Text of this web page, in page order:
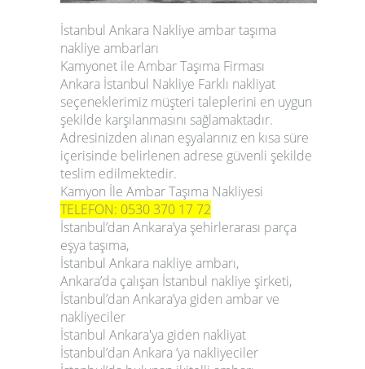
İstanbul Ankara Nakliye ambar taşıma
nakliye ambarları
Kamyonet ile Ambar Taşıma Firması
Ankara İstanbul Nakliye Farklı nakliyat
seçeneklerimiz müşteri taleplerini en uygun
şekilde karşılanmasını sağlamaktadır.
Adresinizden alınan eşyalarınız en kısa süre
içerisinde belirlenen adrese güvenli şekilde
teslim edilmektedir.
Kamyon İle Ambar Taşıma Nakliyesi
TELEFON: 0530 370 17 72
İstanbul’dan Ankara’ya şehirlerarası parça
eşya taşıma,
İstanbul Ankara nakliye ambarı,
Ankara’da çalışan İstanbul nakliye şirketi,
İstanbul’dan Ankara’ya giden ambar ve
nakliyeciler
İstanbul Ankara'ya giden nakliyat
İstanbul’dan Ankara ’ya nakliyeciler